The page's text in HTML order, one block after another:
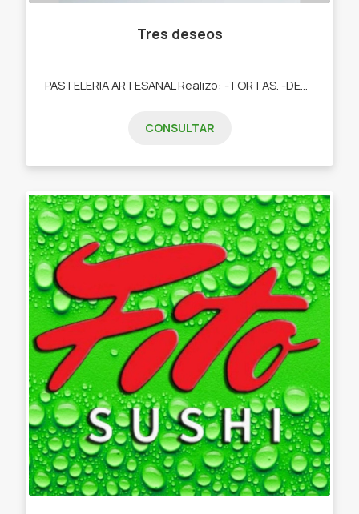
Tres deseos
CONSULTAR